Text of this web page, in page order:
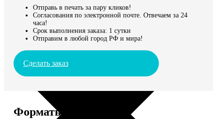
Отправь в печать за пару кликов!
Согласования по электронной почте. Отвечаем за 24
часа!
Срок выполнения заказа: 1 сутки
Отправим в любой город РФ и мира!
Сделать заказ
Форматы и цены